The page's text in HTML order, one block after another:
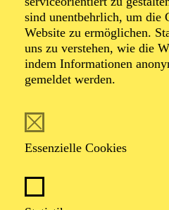
sind unentbehrlich, um die
Website zu ermöglichen.
uns zu verstehen, wie die
indem Informationen
gemeldet werden.
Essenzielle Cookies
Einführung in den